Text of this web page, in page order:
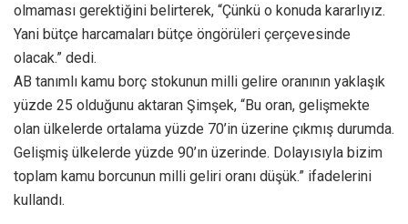
olmaması gerektiğini belirterek, “Çünkü o konuda kararlıyız.
Yani bütçe harcamaları bütçe öngörüleri çerçevesinde
olacak.” dedi.
AB tanımlı kamu borç stokunun milli gelire oranının yaklaşık
yüzde 25 olduğunu aktaran Şimşek, “Bu oran, gelişmekte
olan ülkelerde ortalama yüzde 70’in üzerine çıkmış durumda.
Gelişmiş ülkelerde yüzde 90’ın üzerinde. Dolayısıyla bizim
toplam kamu borcunun milli geliri oranı düşük.” ifadelerini
kullandı.